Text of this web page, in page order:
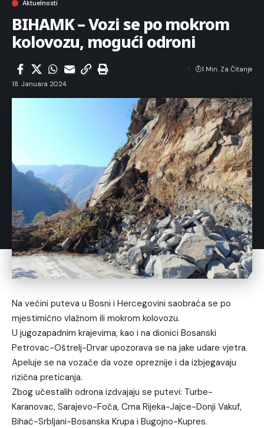
Aktuelnosti
BIHAMK – Vozi se po mokrom
kolovozu, mogući odroni
18. Januara 2024.
1 Min. Za Čitanje
Na većini puteva u Bosni i Hercegovini saobraća se po
mjestimično vlažnom ili mokrom kolovozu.
U jugozapadnim krajevima, kao i na dionici Bosanski
Petrovac-Oštrelj-Drvar upozorava se na jake udare vjetra.
Apeluje se na vozače da voze opreznije i da izbjegavaju
rizična preticanja.
Zbog učestalih odrona izdvajaju se putevi: Turbe-
Karanovac, Sarajevo-Foča, Crna Rijeka-Jajce-Donji Vakuf,
Bihać-Srbljani-Bosanska Krupa i Bugojno-Kupres.